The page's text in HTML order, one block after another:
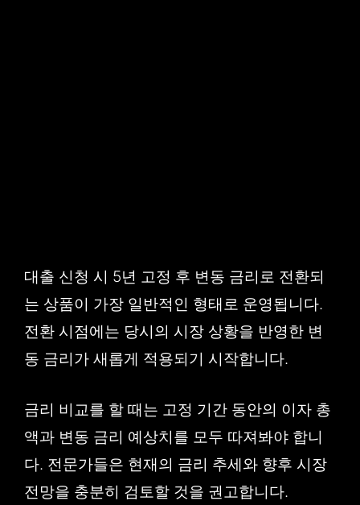
대출 신청 시 5년 고정 후 변동 금리로 전환되
는 상품이 가장 일반적인 형태로 운영됩니다.
전환 시점에는 당시의 시장 상황을 반영한 변
동 금리가 새롭게 적용되기 시작합니다.
금리 비교를 할 때는 고정 기간 동안의 이자 총
액과 변동 금리 예상치를 모두 따져봐야 합니
다. 전문가들은 현재의 금리 추세와 향후 시장
전망을 충분히 검토할 것을 권고합니다.